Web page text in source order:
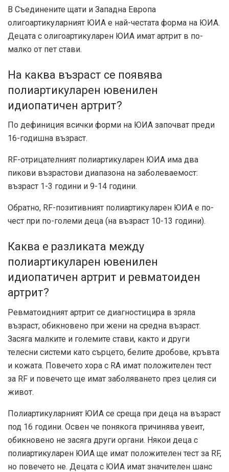
В Съединените щати и Западна Европа
олигоартикуларният ЮИА е най-честата форма на ЮИА.
Децата с олигоартикуларен ЮИА имат артрит в по-
малко от пет стави.
На каква възраст се появява
полиартикуларен ювенилен
идиопатичен артрит?
По дефиниция всички форми на ЮИА започват преди
16-годишна възраст.
RF-отрицателният полиартикуларен ЮИА има два
пикови възрастови диапазона на заболеваемост:
възраст 1-3 години и 9-14 години.
Обратно, RF-позитивният полиартикуларен ЮИА е по-
чест при по-големи деца (на възраст 10-13 години).
Каква е разликата между
полиартикуларен ювенилен
идиопатичен артрит и ревматоиден
артрит?
Ревматоидният артрит се диагностицира в зряла
възраст, обикновено при жени на средна възраст.
Засяга малките и големите стави, както и други
телесни системи като сърцето, белите дробове, кръвта
и кожата. Повечето хора с RA имат положителен тест
за RF и повечето ще имат заболяването през целия си
живот.
Полиартикуларният ЮИА се среща при деца на възраст
под 16 години. Освен че понякога причинява увеит,
обикновено не засяга други органи. Някои деца с
полиартикуларен ЮИА ще имат положителен тест за RF,
но повечето не. Децата с ЮИА имат значителен шанс